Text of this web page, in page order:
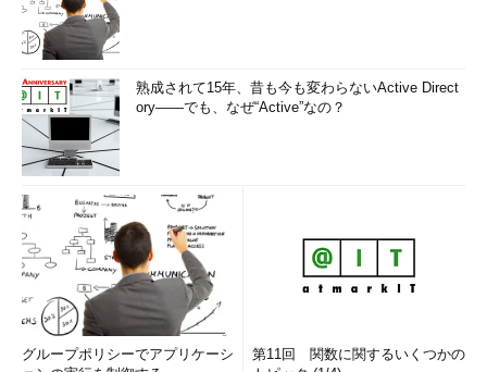
熟成されて15年、昔も今も変わらないActive Direct
ory――でも、なぜ“Active”なの？
グループポリシーでアプリケーシ
第11回 関数に関するいくつかの